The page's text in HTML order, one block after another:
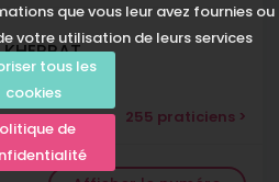
que vous leur avez fournies ou
votre utilisation de leurs services
tous les
cookies
de
255 praticiens >